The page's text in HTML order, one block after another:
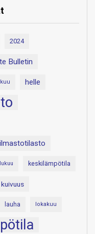
2024
Bulletin
helle
ilmastotilasto
keskilämpötila
kuivuus
lauha lokakuu